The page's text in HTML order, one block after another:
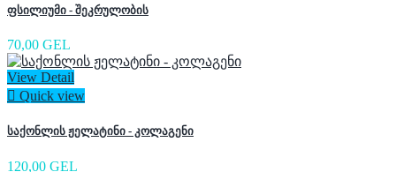
ფსილიუმი - შეკრულობის
70,00 GEL
View Detail
 Quick view
საქონლის ჟელატინი - კოლაგენი
120,00 GEL